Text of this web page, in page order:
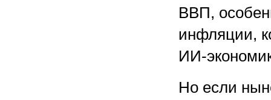
ВВП,
инфляции,
ИИ-
Но если